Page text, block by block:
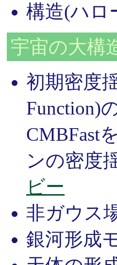
構造(ハロ
宇宙の大構
初期密度
Function)
CMBFast
ンの密度
ビー
非ガウス
銀河形成